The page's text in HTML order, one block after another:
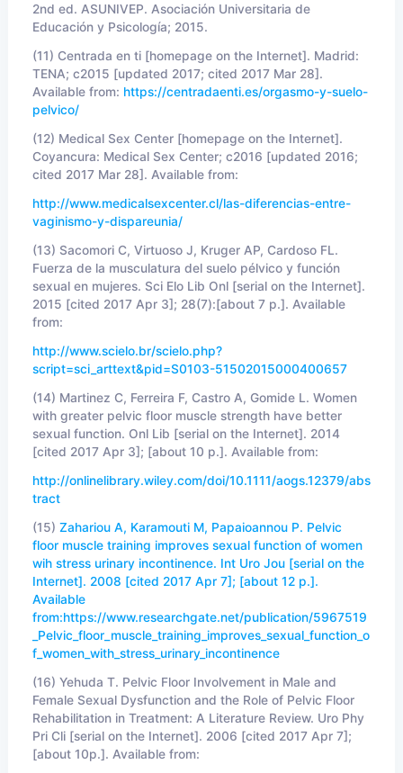
2nd ed. ASUNIVEP. Asociación Universitaria de
Educación y Psicología; 2015.
(11) Centrada en ti [homepage on the Internet]. Madrid:
TENA; c2015 [updated 2017; cited 2017 Mar 28].
Available from: https://centradaenti.es/orgasmo-y-suelo-
pelvico/
(12) Medical Sex Center [homepage on the Internet].
Coyancura: Medical Sex Center; c2016 [updated 2016;
cited 2017 Mar 28]. Available from:
http://www.medicalsexcenter.cl/las-diferencias-entre-
vaginismo-y-dispareunia/
(13) Sacomori C, Virtuoso J, Kruger AP, Cardoso FL.
Fuerza de la musculatura del suelo pélvico y función
sexual en mujeres. Sci Elo Lib Onl [serial on the Internet].
2015 [cited 2017 Apr 3]; 28(7):[about 7 p.]. Available
from:
http://www.scielo.br/scielo.php?
script=sci_arttext&pid=S0103-51502015000400657
(14) Martinez C, Ferreira F, Castro A, Gomide L. Women
with greater pelvic floor muscle strength have better
sexual function. Onl Lib [serial on the Internet]. 2014
[cited 2017 Apr 3]; [about 10 p.]. Available from:
http://onlinelibrary.wiley.com/doi/10.1111/aogs.12379/abs
tract
(15) Zahariou A, Karamouti M, Papaioannou P. Pelvic
floor muscle training improves sexual function of women
wih stress urinary incontinence. Int Uro Jou [serial on the
Internet]. 2008 [cited 2017 Apr 7]; [about 12 p.].
Available
from:https://www.researchgate.net/publication/5967519
_Pelvic_floor_muscle_training_improves_sexual_function_o
f_women_with_stress_urinary_incontinence
(16) Yehuda T. Pelvic Floor Involvement in Male and
Female Sexual Dysfunction and the Role of Pelvic Floor
Rehabilitation in Treatment: A Literature Review. Uro Phy
Pri Cli [serial on the Internet]. 2006 [cited 2017 Apr 7];
[about 10p.]. Available from: